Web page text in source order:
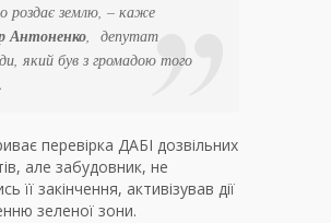
роздає землю, – каже
Антоненко, депутат
який був з громадою того
перевірка ДАБІ дозвільних
але забудовник, не
її закінчення, активізував дії
зеленої зони.